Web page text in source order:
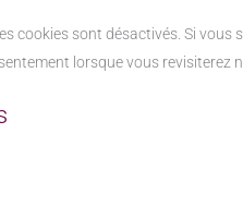
cookies sont désactivés. Si vous
lorsque vous revisiterez